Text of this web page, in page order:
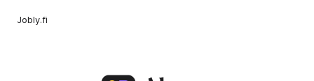
Jobly.fi